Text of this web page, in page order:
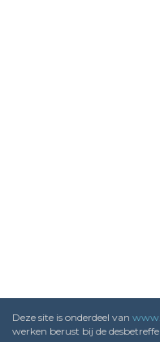
Deze site is onderdeel van
werken berust bij de